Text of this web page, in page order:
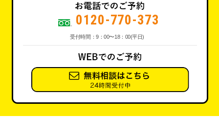
0120-770-373
受付時間：9：00〜18：00(平日)